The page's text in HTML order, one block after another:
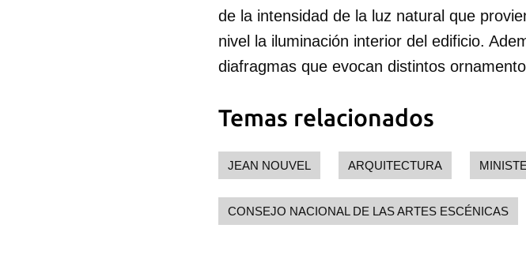
de la intensidad de la luz natural que
nivel la iluminación interior del edificio.
diafragmas que evocan distintos
Temas relacionados
JEAN NOUVEL ARQUITECTURA
CONSEJO NACIONAL DE LAS ARTES ESCÉNICAS